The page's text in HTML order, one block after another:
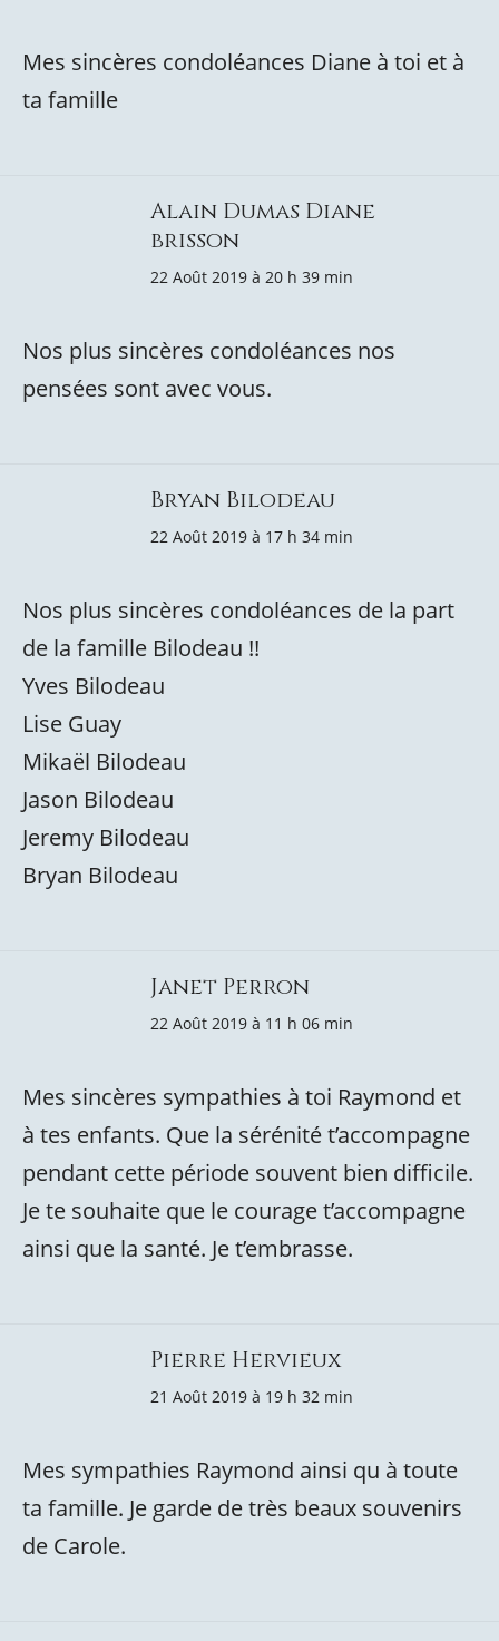
Mes sincères condoléances Diane à toi et à
ta famille
Alain Dumas Diane
brisson
22 Août 2019 à 20 h 39 min
Nos plus sincères condoléances nos
pensées sont avec vous.
Bryan Bilodeau
22 Août 2019 à 17 h 34 min
Nos plus sincères condoléances de la part
de la famille Bilodeau !!
Yves Bilodeau
Lise Guay
Mikaël Bilodeau
Jason Bilodeau
Jeremy Bilodeau
Bryan Bilodeau
Janet Perron
22 Août 2019 à 11 h 06 min
Mes sincères sympathies à toi Raymond et
à tes enfants. Que la sérénité t’accompagne
pendant cette période souvent bien difficile.
Je te souhaite que le courage t’accompagne
ainsi que la santé. Je t’embrasse.
Pierre Hervieux
21 Août 2019 à 19 h 32 min
Mes sympathies Raymond ainsi qu à toute
ta famille. Je garde de très beaux souvenirs
de Carole.